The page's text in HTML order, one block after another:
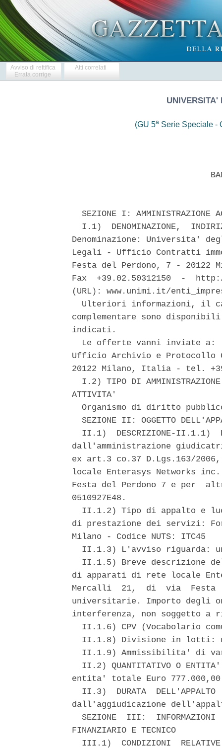
Avviso di rettifica
Errata corrige
Atti correlati
UNIVERSITA'
(GU 5a Serie Speciale -
SEZIONE I: AMMINISTRAZIONE
I.1)  DENOMINAZIONE,
Denominazione: Universita'
Legali - Ufficio Contratti
Festa del Perdono, 7 -
Fax  +39.02.50312150  -
(URL): www.unimi.it/
Ulteriori informazioni, il
complementare sono
indicati.
Le offerte vanni inviate a:
Ufficio Archivio e Protocollo
20122 Milano, Italia - tel.
I.2) TIPO DI
ATTIVITA'
Organismo di diritto
SEZIONE II: OGGETTO
II.1)  DESCRIZIONE-II.1.1)
dall'amministrazione
ex art.3 co.37 D.Lgs.163/
locale Enterasys Networks
Festa del Perdono 7 e per
0510927E48.
II.1.2) Tipo di appalto e
di prestazione dei servizi:
Milano - Codice NUTS: ITC45
II.1.3) L'avviso riguarda:
II.1.5) Breve descrizione
di apparati di rete locale
Mercalli  21,  di  via  Festa
universitarie. Importo degli
interferenza, non soggetto a
II.1.6) CPV (Vocabolario
II.1.8) Divisione in lotti:
II.1.9) Ammissibilita' di
II.2) QUANTITATIVO O
entita' totale Euro
II.3)  DURATA  DELL'APPALTO
dall'aggiudicazione
SEZIONE  III:  INFORMAZIONI
FINANZIARIO E TECNICO
III.1)  CONDIZIONI